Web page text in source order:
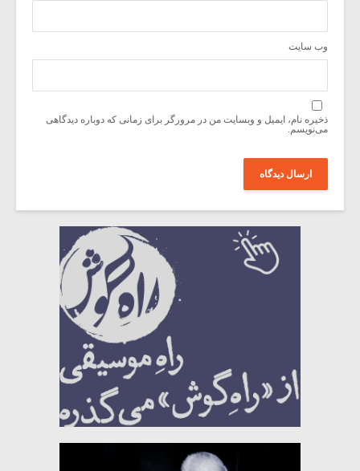
وب‌ سایت
ذخیره نام، ایمیل و وبسایت من در مرورگر برای زمانی که دوباره دیدگاهی
می‌نویسم.